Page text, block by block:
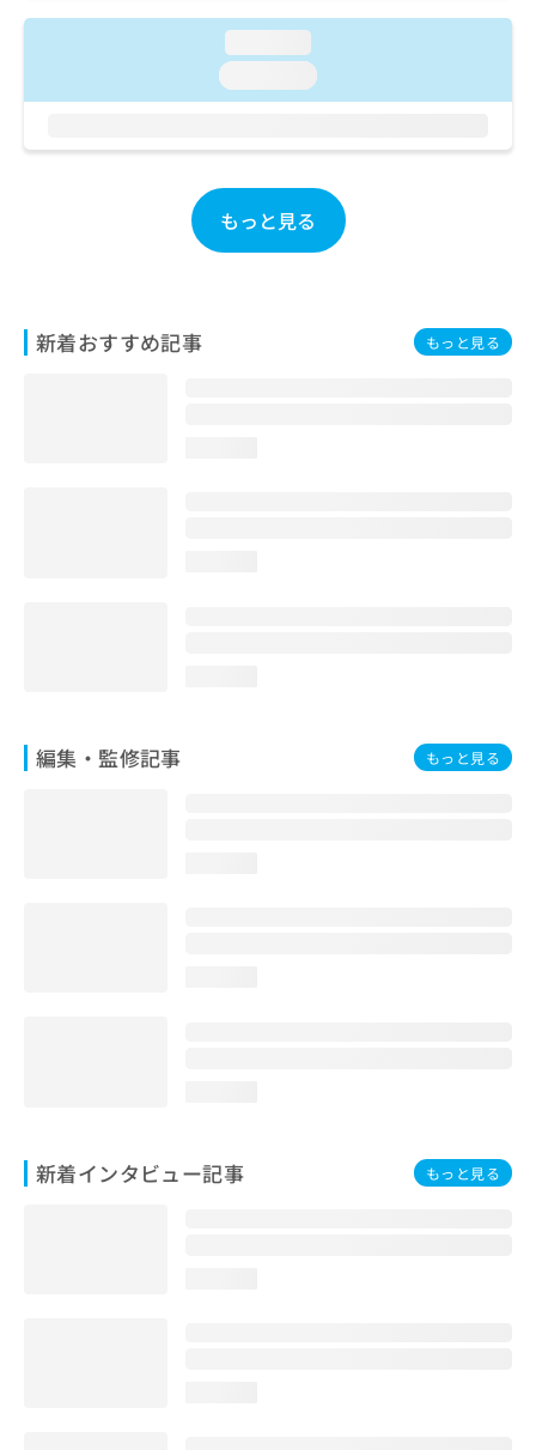
もっと見る
新着おすすめ記事 もっと見る
編集・監修記事 もっと見る
新着インタビュー記事 もっと見る
お
は